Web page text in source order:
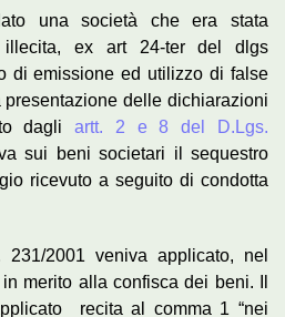
una società che era stata
illecita, ex art 24-ter del dlgs
di emissione ed utilizzo di false
delle dichiarazioni
dagliartt. 2 e 8 del D.Lgs.
sui beni societari il sequestro
ricevuto a seguito di condotta
231/2001 veniva applicato, nel
merito alla confisca dei beni. Il
recita al comma 1 “nei